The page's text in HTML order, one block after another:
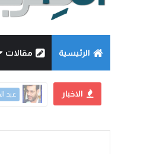
الرئيسية مقالات
الاخبار د.